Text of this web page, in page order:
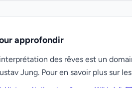
approfondir
des rêves est un
Jung. Pour en savoir plus sur